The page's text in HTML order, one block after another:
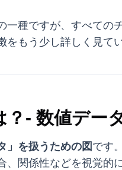
一種ですが、すべての
をもう少し詳しく見て
？- 数値デー
」を扱うための図 です
、関係性などを視覚的